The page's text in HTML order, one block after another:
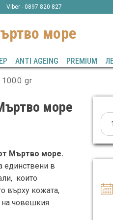
Viber - 0897 820 827
море
ANTI AGEING PREMIUM
gr
море
Мъртво море.
единствени в
които
върху кожата,
на човешкия
за
от
1000
gr